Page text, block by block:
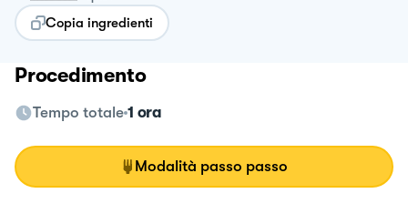
Copia ingredienti
Procedimento
Tempo totale 1 ora
Modalità passo passo